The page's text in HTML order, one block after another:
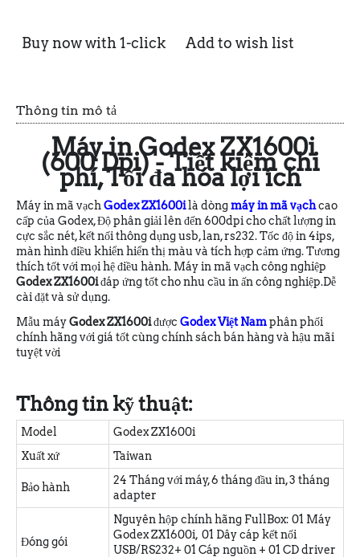
Buy now with 1-click Add to wish list
Thông tin mô tả
Máy in Godex ZX1600i
(600 Dpi) - Tiết kiệm chi
phí, Tối đa hóa lợi ích
Máy in mã vạchGodex ZX1600ilà dòngmáy in mã vạchcao
cấp của Godex, Độ phân giải lên đến 600dpi cho chất lượng in
cực sắc nét, kết nối thông dụng usb, lan, rs232. Tốc độ in 4ips,
màn hình điều khiển hiển thị màu và tích hợp cảm ứng. Tương
thích tốt với mọi hệ điều hành. Máy in mã vạch công nghiệp
Godex ZX1600iđáp ứng tốt cho nhu cầu in ấn công nghiệp.Dễ
cài đặt và sử dụng.
Mẫu máyGodex ZX1600iđược Godex Việt Namphân phối
chính hãng với giá tốt cùng chính sách bán hàng và hậu mãi
tuyệt vời
Thông tin kỹ thuật:
Model
Godex ZX1600i
Xuất xứ
Taiwan
Bảo hành
24 Tháng với máy, 6 tháng đầu in, 3 tháng
adapter
Đóng gói
Nguyên hộp chính hãng FullBox: 01 Máy
Godex ZX1600i, 01 Dây cáp kết nối
USB/RS232+ 01 Cáp nguồn + 01 CD driver